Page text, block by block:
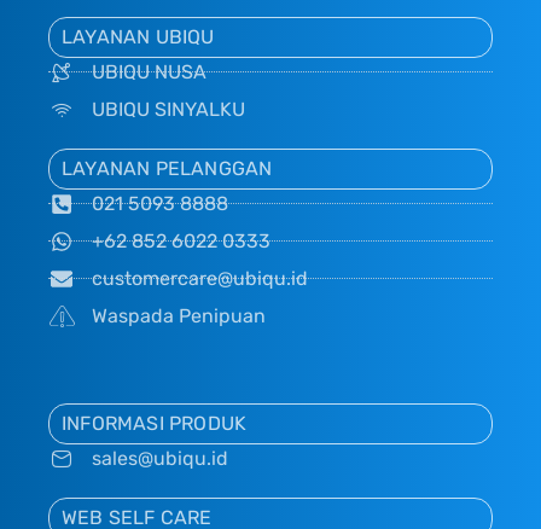
LAYANAN UBIQU
UBIQU NUSA
UBIQU SINYALKU
LAYANAN PELANGGAN
021 5093 8888
+62 852 6022 0333
customercare@ubiqu.id
Waspada Penipuan
INFORMASI PRODUK
sales@ubiqu.id
WEB SELF CARE